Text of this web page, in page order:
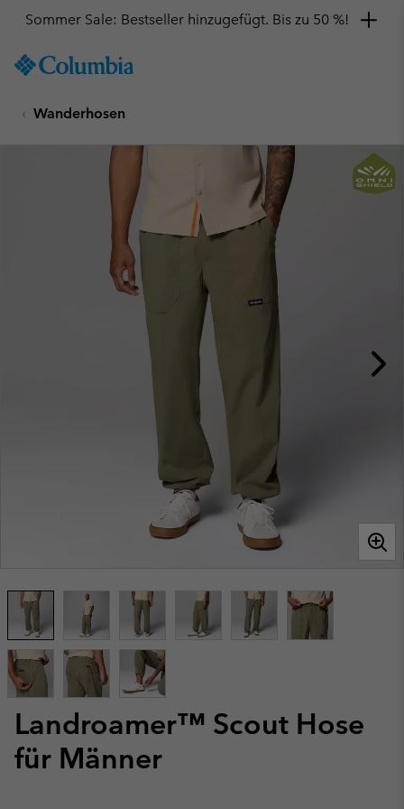
TO
SKIP
Sommer Sale: Bestseller hinzugefügt. Bis zu 50 %!
Wanderhosen
Landroamer™ Scout Hose
für Männer